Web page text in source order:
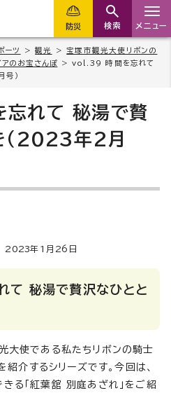
防災 検索 メニュー
ーツ >観光 >宝塚市観光大使リボンの
アのお宝さんぽ > vol.39 時間を忘れて
）
れて 秘湯で贅
（2023年2月
2023年1月 26 日
秘湯で贅沢なひとと
大使である私たちリボンの騎士
を紹介するシリーズです。今回は、
る「紅葉舘 別庭あざれ」をご紹